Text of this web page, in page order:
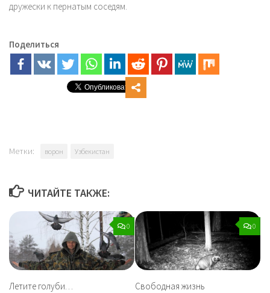
дружески к пернатым соседям.
Поделиться
Метки: ворон Узбекистан
ЧИТАЙТЕ ТАКЖЕ:
0
Летите голуби…
0
Свободная жизнь